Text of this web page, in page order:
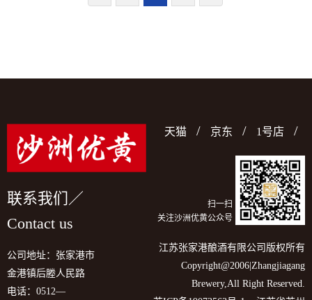
联系我们／
Contact us
公司地址：张家港市
金港镇后塍人民路
电话： 0512—
天猫 / 京东 / 1号店 /
扫一扫
关注沙洲优黄公众号
江苏张家港酿酒有限公司版权所有
Copyright@2006|Zhangjiagang
Brewery,All Right Reserved.